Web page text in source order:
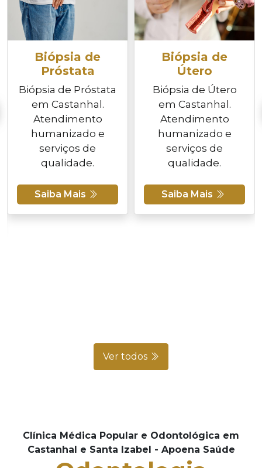
Biópsia de
Próstata
Biópsia de Próstata
em Castanhal.
Atendimento
humanizado e
serviços de
qualidade.
Saiba Mais
Biópsia de
Útero
Biópsia de Útero
em Castanhal.
Atendimento
humanizado e
serviços de
qualidade.
Saiba Mais
Ver todos
Clínica Médica Popular e Odontológica em
Castanhal e Santa Izabel - Apoena Saúde